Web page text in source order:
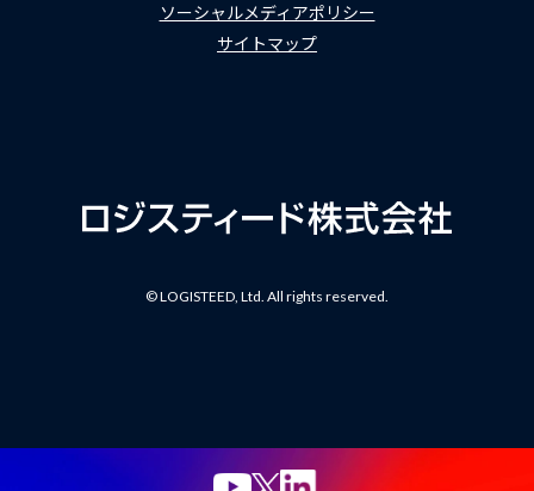
ソーシャルメディアポリシー
サイトマップ
© LOGISTEED, Ltd. All rights reserved.